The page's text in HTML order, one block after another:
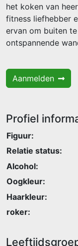
het koken van
fitness liefhebber
ervan om buiten
ontspannende
Aanmelden
Profiel
Figuur:
Relatie status:
Alcohol:
Oogkleur:
Haarkleur:
roker: